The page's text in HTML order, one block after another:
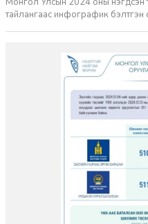
тайлангаас инфографик бэлтгэн